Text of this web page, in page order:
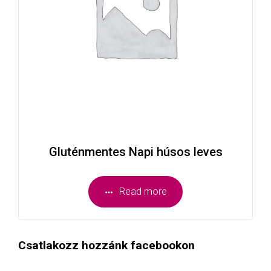
Gluténmentes Napi húsos leves
Read more
Csatlakozz hozzánk facebookon